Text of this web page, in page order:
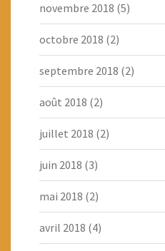
novembre 2018 (5)
octobre 2018 (2)
septembre 2018 (2)
août 2018 (2)
juillet 2018 (2)
juin 2018 (3)
mai 2018 (2)
avril 2018 (4)